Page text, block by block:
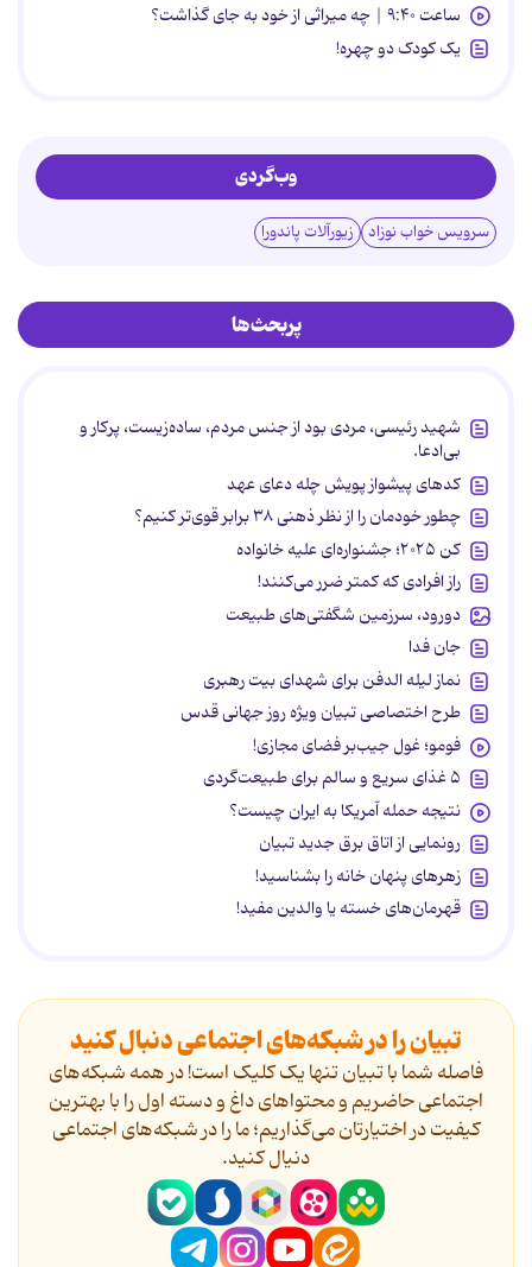
ساعت ۹:۴۰ | چه میراثی از خود به جای گذاشت؟
یک کودک دو چهره!
وب‌گردی
سرویس خواب نوزاد زیورآلات پاندورا
پربحث‌ها
شهید رئیسی، مردی بود از جنس مردم، ساده‌زیست، پرکار و
بی‌ادعا.
کدهای پیشواز پویش چله دعای عهد
چطور خودمان را از نظر ذهنی ۳۸ برابر قوی‌تر کنیم؟
کن ۲۰۲۵؛ جشنواره‌ای علیه خانواده
راز افرادی که کمتر ضرر می‌کنند!
دورود، سرزمین شگفتی‌های طبیعت
جان فدا
نماز لیله الدفن برای شهدای بیت رهبری
طرح اختصاصی تبیان ویژه روز جهانی قدس
فومو؛ غول جیب‌بر فضای مجازی!
۵ غذای سریع و سالم برای طبیعت‌گردی
نتیجه حمله آمریکا به ایران چیست؟
رونمایی از اتاق برق جدید تبیان
زهرهای پنهان خانه را بشناسید!
قهرمان‌های خسته یا والدین مفید!
تبیان را در شبکه‌های اجتماعی دنبال کنید
فاصله شما با تبیان تنها یک کلیک است! در همه شبکه‌های
اجتماعی حاضریم و محتواهای داغ و دسته اول را با بهترین
کیفیت در اختیارتان می‌گذاریم؛ ما را در شبکه‌های اجتماعی
دنیال کنید.